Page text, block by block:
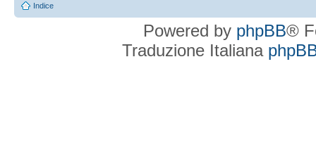
Indice
Powered by phpBB®
Traduzione Italiana